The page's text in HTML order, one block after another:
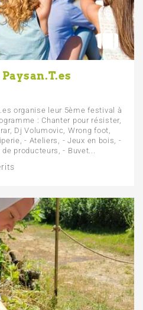
organise leur 5ème festival à
: Chanter pour résister,
Dj Volumovic, Wrong foot,
- Ateliers, - Jeux en bois, -
producteurs, - Buvet...